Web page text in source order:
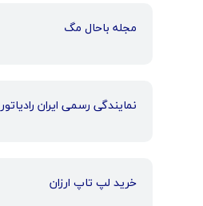
مجله باحال مگ
نمایندگی رسمی ایران رادیاتور
خرید لپ تاپ ارزان